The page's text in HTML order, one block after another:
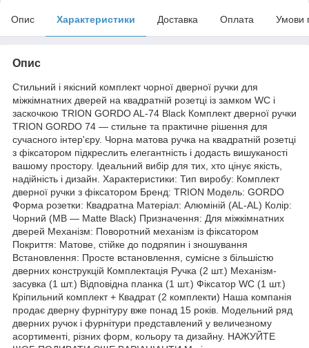
Опис Характеристики Доставка Оплата Умови
Опис
Стильний і якісний комплект чорної дверної ручки для
міжкімнатних дверей на квадратній розетці із замком WC і
заскочкою TRION GORDO AL-74 Black Комплект дверної ручки
TRION GORDO 74 — стильне та практичне рішення для
сучасного інтер'єру. Чорна матова ручка на квадратній розетці
з фіксатором підкреслить елегантність і додасть вишуканості
вашому простору. Ідеальний вибір для тих, хто цінує якість,
надійність і дизайн. Характеристики: Тип виробу: Комплект
дверної ручки з фіксатором Бренд: TRION Модель: GORDO
Форма розетки: Квадратна Матеріал: Алюміній (AL-AL) Колір:
Чорний (MB — Matte Black) Призначення: Для міжкімнатних
дверей Механізм: Поворотний механізм із фіксатором
Покриття: Матове, стійке до подряпин і зношування
Встановлення: Просте встановлення, сумісне з більшістю
дверних конструкцій Комплектація Ручка (2 шт.) Механізм-
засувка (1 шт.) Відповідна планка (1 шт.) Фіксатор WC (1 шт.)
Кріпильний комплект + Квадрат (2 комплекти) Наша компанія
продає дверну фурнітуру вже понад 15 років. Модельний ряд
дверних ручок і фурнітури представлений у величезному
асортименті, різних форм, кольору та дизайну. НАЖУЙТЕ